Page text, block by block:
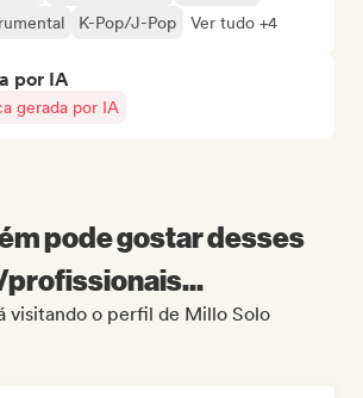
K-Pop/J-Pop Ver tudo +4
por IA
gerada por IA
pode gostar desses
visitando o perfil de Millo Solo